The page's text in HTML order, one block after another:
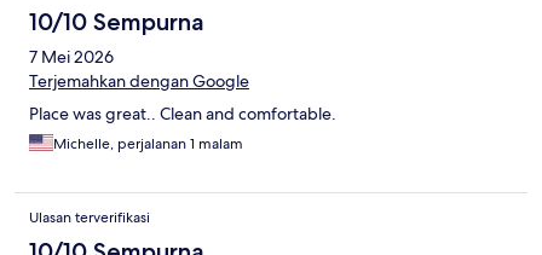
10/10 Sempurna
7 Mei 2026
Terjemahkan dengan Google
Place was great.. Clean and comfortable.
Michelle, perjalanan 1 malam
Ulasan terverifikasi